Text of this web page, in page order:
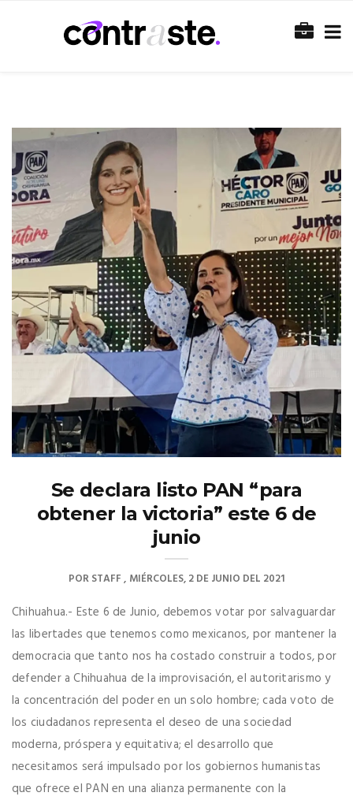
Se declara listo PAN “para
obtener la victoria” este 6 de
junio
PORSTAFF MIÉRCOLES, 2 DE JUNIO DEL 2021
Chihuahua.- Este 6 de Junio, debemos votar por salvaguardar
las libertades que tenemos como mexicanos, por mantener la
democracia que tanto nos ha costado construir a todos, por
defender a Chihuahua de la improvisación, el autoritarismo y
la concentración del poder en un solo hombre; cada voto de
los ciudadanos representa el deseo de una sociedad
moderna, próspera y equitativa; el desarrollo que
necesitamos será impulsado por los gobiernos humanistas
que ofrece el PAN en una alianza permanente con la